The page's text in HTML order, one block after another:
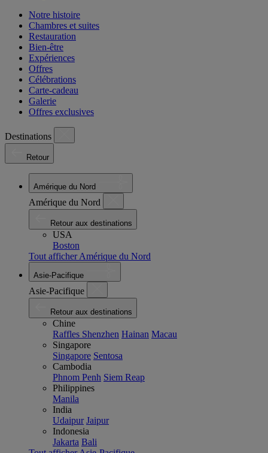
Notre histoire
Chambres et suites
Restauration
Bien-être
Expériences
Offres
Célébrations
Carte-cadeau
Galerie
Offres exclusives
Destinations
Retour
Amérique du Nord
Amérique du Nord
Retour aux destinations
USA
Boston
Tout afficher Amérique du Nord
Asie-Pacifique
Asie-Pacifique
Retour aux destinations
Chine
Raffles Shenzhen Hainan Macau
Singapore
Singapore Sentosa
Cambodia
Phnom Penh Siem Reap
Philippines
Manila
India
Udaipur Jaipur
Indonesia
Jakarta Bali